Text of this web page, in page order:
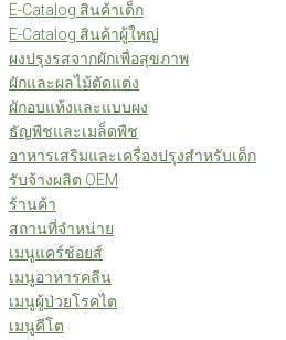
E-Catalog สินค้าเด็ก
E-Catalog สินค้าผู้ใหญ่
ผงปรุงรสจากผักเพื่อสุขภาพ
ผักและผลไม้ตัดแต่ง
ผักอบแห้งและแบบผง
ธัญพืชและเมล็ดพืช
อาหารเสริมและเครื่องปรุงสำหรับเด็ก
รับจ้างผลิต OEM
ร้านค้า
สถานที่จำหน่าย
เมนูแคร์ช้อยส์
เมนูอาหารคลีน
เมนูผู้ป่วยโรคไต
เมนูคีโต